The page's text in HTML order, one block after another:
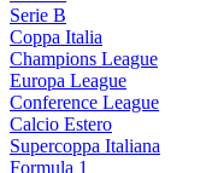
Serie B
Coppa Italia
Champions League
Europa League
Conference League
Calcio Estero
Supercoppa Italiana
Formula 1